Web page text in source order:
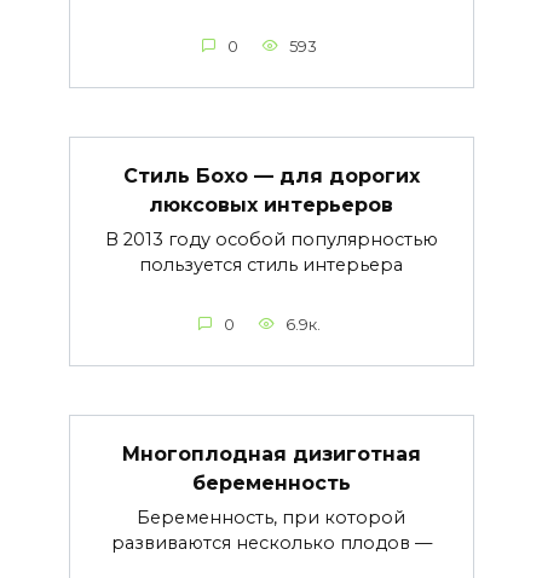
0 593
Стиль Бохо — для дорогих
люксовых интерьеров
В 2013 году особой популярностью
пользуется стиль интерьера
0 6.9к.
Многоплодная дизиготная
беременность
Беременность, при которой
развиваются несколько плодов —